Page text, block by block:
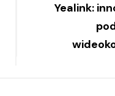
Yealink: